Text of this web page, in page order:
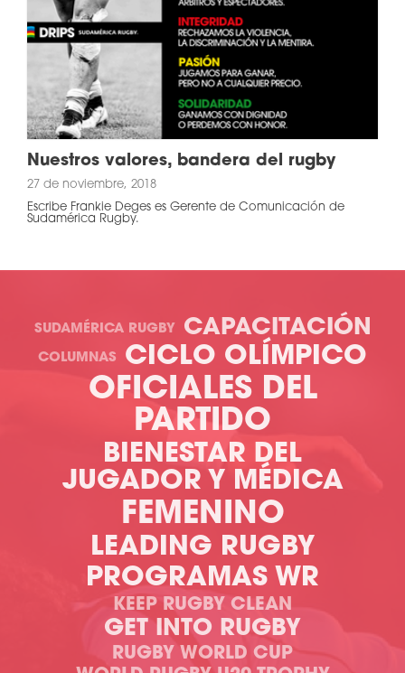
Nuestros valores, bandera del rugby
27 de noviembre, 2018
Escribe Frankie Deges es Gerente de Comunicación de
Sudamérica Rugby.
SUDAMÉRICA RUGBY CAPACITACIÓN
COLUMNAS CICLO OLÍMPICO
OFICIALES DEL
PARTIDO
BIENESTAR DEL
JUGADOR Y MÉDICA
FEMENINO
LEADING RUGBY
PROGRAMAS WR
KEEP RUGBY CLEAN
GET INTO RUGBY
RUGBY WORLD CUP